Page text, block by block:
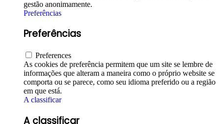
gestão anonimamente.
Preferências
Preferências
Preferences
As cookies de preferência permitem que um site se lembre de
informações que alteram a maneira como o próprio website se
comporta ou se parece, como seu idioma preferido ou a região
em que está.
A classificar
A classificar